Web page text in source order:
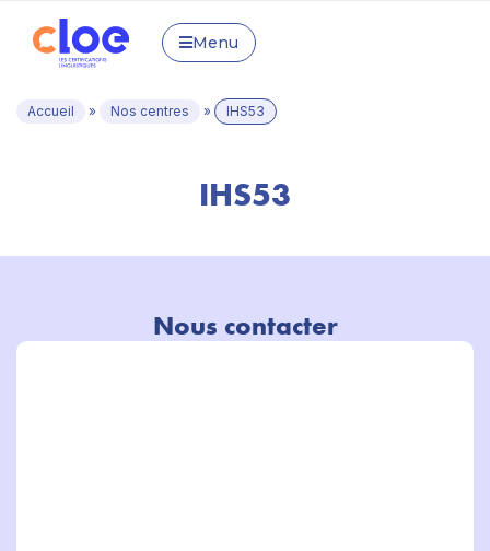
Menu
Accueil » Nos centres » IHS53
IHS53
Nous contacter